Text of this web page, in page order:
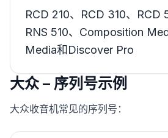
RCD 210、RCD 310、RCD
RNS 510、Composition
Media和Discover Pro
大众 – 序列号示例
大众收音机常见的序列号：